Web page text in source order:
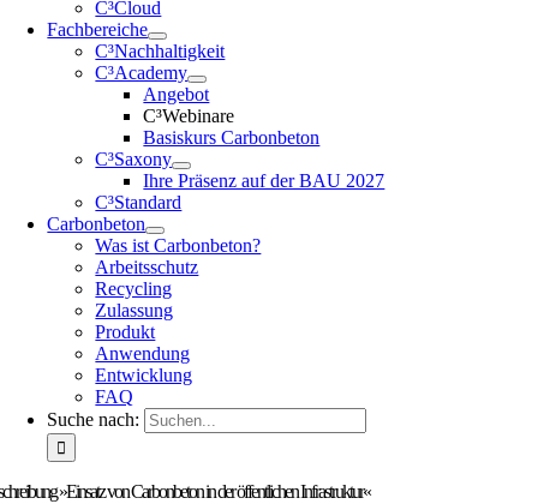
C³Cloud
Fachbereiche
C³Nachhaltigkeit
C³Academy
Angebot
C³Webinare
Basiskurs Carbonbeton
C³Saxony
Ihre Präsenz auf der BAU 2027
C³Standard
Carbonbeton
Was ist Carbonbeton?
Arbeitsschutz
Recycling
Zulassung
Produkt
Anwendung
Entwicklung
FAQ
Suche nach:
»Einsatz von Carbonbeton in der öffentlichen Infrastruktur«